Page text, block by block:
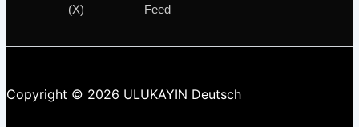
Copyright © 2026 ULUKAYIN Deutsch